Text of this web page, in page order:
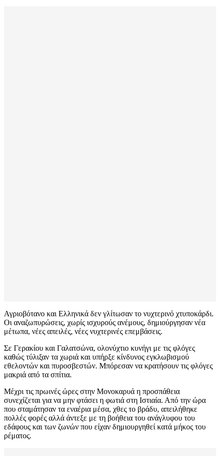
Αγριοβότανο και Ελληνικά δεν γλίτωσαν το νυχτερινό χτυποκάρδι.
Οι αναζωπυρώσεις, χωρίς ισχυρούς ανέμους, δημιούργησαν νέα
μέτωπα, νέες απειλές, νέες νυχτερινές επεμβάσεις.
Σε Γερακίου και Γαλατσώνα, ολονύχτιο κυνήγι με τις φλόγες
καθώς τύλιξαν τα χωριά και υπήρξε κίνδυνος εγκλωβισμού
εθελοντών και πυροσβεστών. Μπόρεσαν να κρατήσουν τις φλόγες
μακριά από τα σπίτια.
Μέχρι τις πρωινές ώρες στην Μονοκαρυά η προσπάθεια
συνεχίζεται για να μην φτάσει η φωτιά στη Ιστιαία. Από την ώρα
που σταμάτησαν τα εναέρια μέσα, χθες το βράδυ, απειλήθηκε
πολλές φορές αλλά άντεξε με τη βοήθεια του ανάγλυφου του
εδάφους και των ζωνών που είχαν δημιουργηθεί κατά μήκος του
ρέματος.